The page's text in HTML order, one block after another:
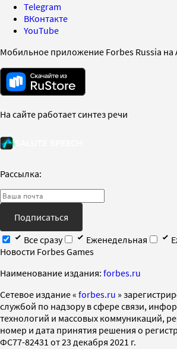
Telegram
ВКонтакте
YouTube
Мобильное приложение Forbes Russia на
На сайте работает синтез речи
Рассылка:
Подписаться
Все сразу
Еженедельная
Новости Forbes Games
Наименование издания: forbes.ru
Cетевое издание « forbes.ru »
службой по надзору в сфере связи,
технологий и массовых коммуникаций,
номер и дата принятия решения о
ФС77-82431 от 23 декабря 2021 г.